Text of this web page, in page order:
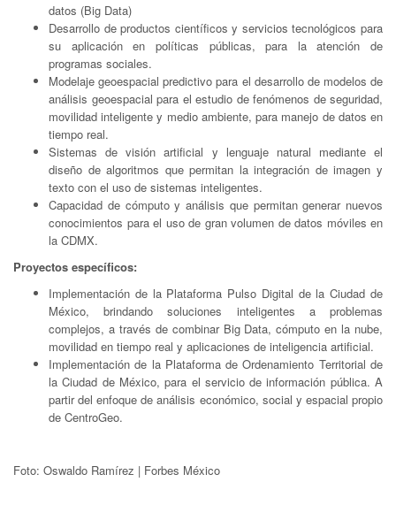
datos (Big Data)
Desarrollo de productos científicos y servicios tecnológicos para
su aplicación en políticas públicas, para la atención de
programas sociales.
Modelaje geoespacial predictivo para el desarrollo de modelos de
análisis geoespacial para el estudio de fenómenos de seguridad,
movilidad inteligente y medio ambiente, para manejo de datos en
tiempo real.
Sistemas de visión artificial y lenguaje natural mediante el
diseño de algoritmos que permitan la integración de imagen y
texto con el uso de sistemas inteligentes.
Capacidad de cómputo y análisis que permitan generar nuevos
conocimientos para el uso de gran volumen de datos móviles en
la CDMX.
Proyectos específicos:
Implementación de la Plataforma Pulso Digital de la Ciudad de
México, brindando soluciones inteligentes a problemas
complejos, a través de combinar Big Data, cómputo en la nube,
movilidad en tiempo real y aplicaciones de inteligencia artificial.
Implementación de la Plataforma de Ordenamiento Territorial de
la Ciudad de México, para el servicio de información pública. A
partir del enfoque de análisis económico, social y espacial propio
de CentroGeo.
Foto: Oswaldo Ramírez | Forbes México